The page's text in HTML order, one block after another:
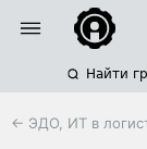
Найти
← ЭДО, ИТ в